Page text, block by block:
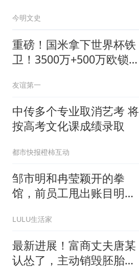
今明文史
重磅！国米拿下世界杯铁
卫！3500万+500万欧锁定
友谊第一
中传多个专业取消艺考 将
按高考文化课成绩录取
都市快报橙柿互动
邹市明和冉莹颖开的拳
馆，前员工甩出账目明
弟，800万装修进了表妹
公司，450万安保费包给
外甥，70万绿植钱归亲哥
LULU生活家
最新进展！富商丈夫唐某
认怂了，主动销毁胚胎，